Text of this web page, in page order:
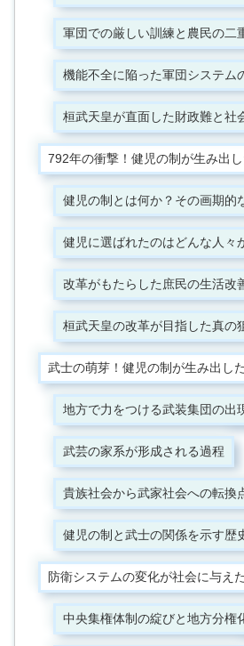
軍団での厳しい訓練と農民の二
機能不全に陥った軍団システム
桓武天皇が直面した財政難と社
792年の衝撃！健児の制が生み出
健児の制とは何か？その画期的
健児に選ばれたのはどんな人々
改革がもたらした庶民の生活改
桓武天皇の改革が目指した真の
武士の萌芽！健児の制が生み出し
地方で力をつける武装集団の出
武芸の家系が形成される過程
貴族社会から武家社会への転換
健児の制と武士の関係を示す歴
防衛システムの変化が社会に与え
中央集権体制の綻びと地方分権